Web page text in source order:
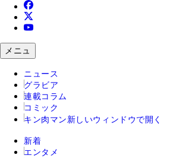
メニュ
ニュース
グラビア
連載コラム
コミック
キン肉マン 新しいウィンドウで開く
新着
エンタメ